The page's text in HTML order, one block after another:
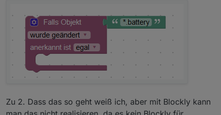
Zu 2. Dass das so geht weiß ich, aber mit Blockly kann